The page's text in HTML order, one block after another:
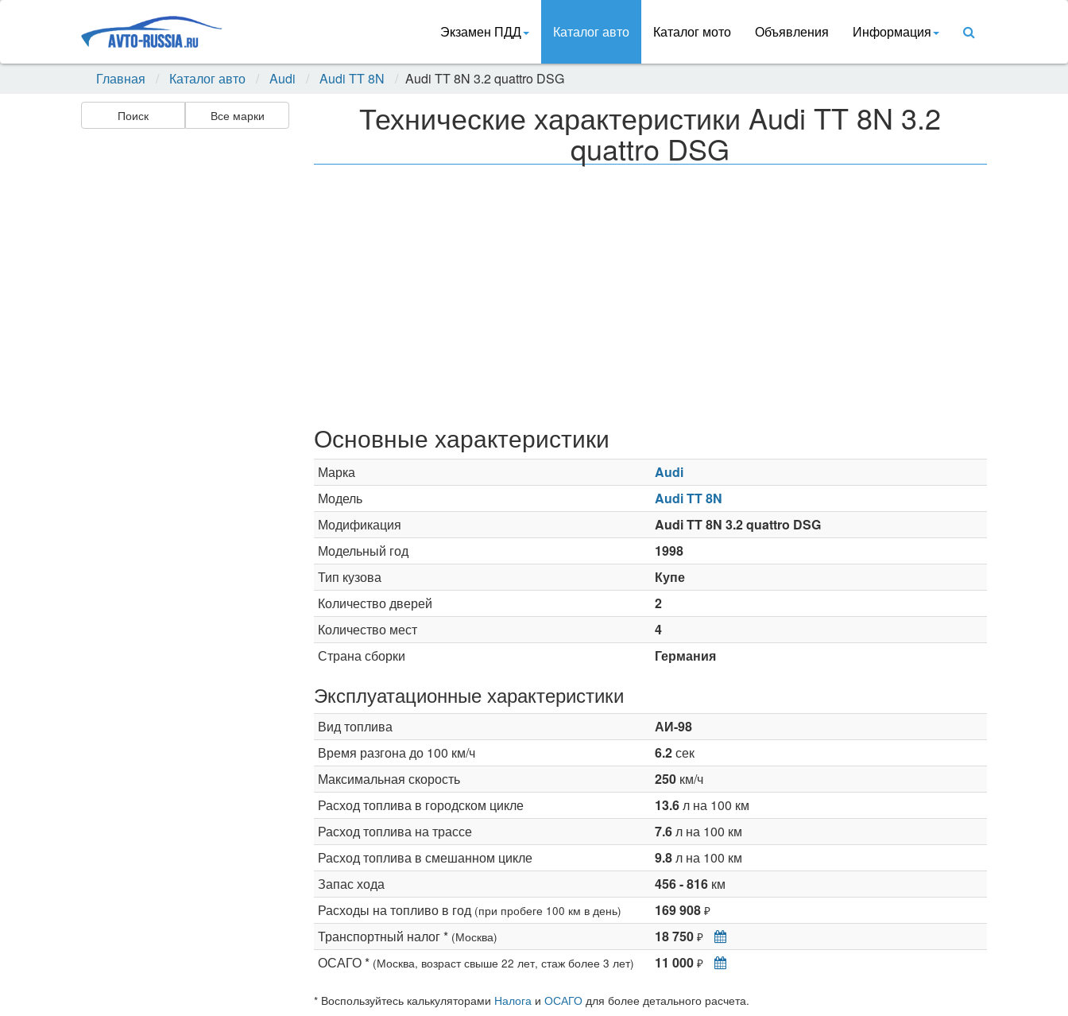
Экзамен ПДД Каталог авто Каталог мото Объявления Информация
Главная Каталог авто Audi Audi TT 8N Audi TT 8N 3.2 quattro DSG
Поиск Все марки Технические характеристики Audi TT 8N 3.2
quattro DSG
Основные характеристики
Марка
Audi
Модель
Audi TT 8N
Модификация
Audi TT 8N 3.2 quattro DSG
Модельный год
1998
Тип кузова
Купе
Количество дверей
2
Количество мест
4
Страна сборки
Германия
Эксплуатационные характеристики
Вид топлива
АИ-98
Время разгона до 100 км/ч
6.2сек
Максимальная скорость
250км/ч
Расход топлива в городском цикле
13.6л на 100 км
Расход топлива на трассе
7.6л на 100 км
Расход топлива в смешанном цикле
9.8л на 100 км
Запас хода
456 - 816км
Расходы на топливо в год (при пробеге 100 км в день) 169 908 ₽
Транспортный налог * (Москва) 18 750 ₽
ОСАГО * (Москва, возраст свыше 22 лет, стаж более 3 лет) 11 000 ₽
* Воспользуйтесь калькуляторами Налогаи ОСАГОдля более детального расчета.